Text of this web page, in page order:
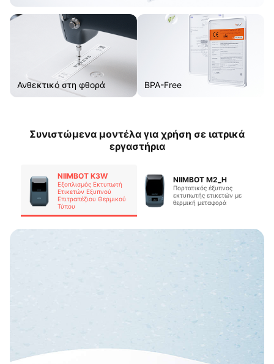
Ανθεκτικό στη φθορά BPA-Free
Συνιστώμενα μοντέλα για χρήση σε ιατρικά
εργαστήρια
NIIMBOT K3W
Εξοπλισμός Εκτυπωτή
Ετικετών Εξυπνού
Επιτραπέζιου Θερμικού
Τύπου
NIIMBOT M2_H
Πορτατικός έξυπνος
εκτυπωτής ετικετών με
θερμική μεταφορά